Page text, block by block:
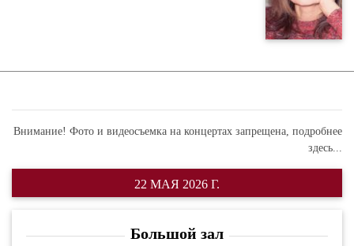
Внимание! Фото и видеосъемка на концертах запрещена, подробнее
здесь...
22 МАЯ 2026 Г.
Большой зал